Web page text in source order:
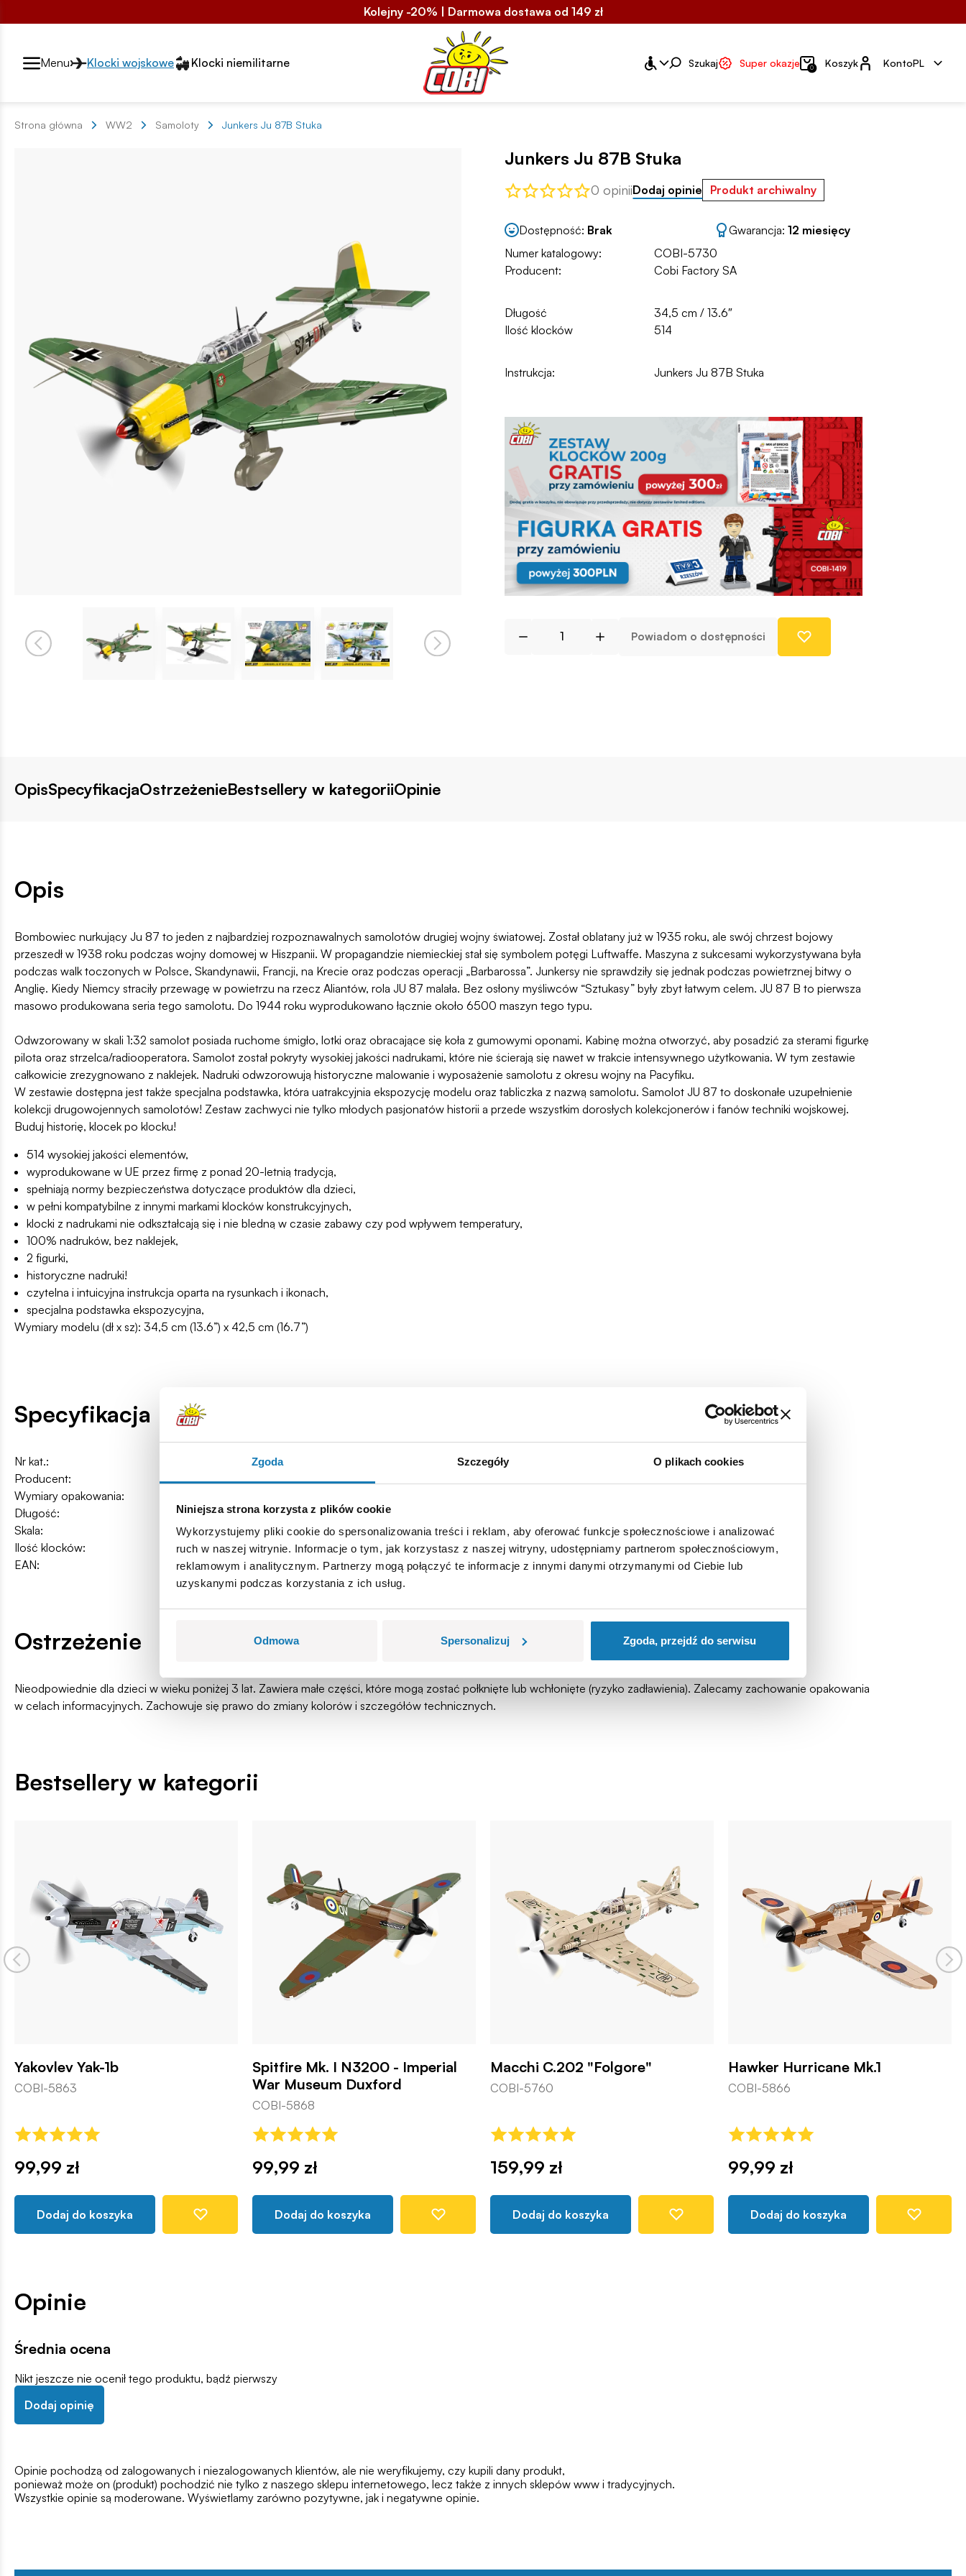
Zgoda Szczegóły O plikach cookies
Niniejsza strona korzysta z plików cookie
Wykorzystujemy pliki cookie do spersonalizowania treści i reklam, aby oferować funkcje społecznościowe i analizować
ruch w naszej witrynie. Informacje o tym, jak korzystasz z naszej witryny, udostępniamy partnerom społecznościowym,
reklamowym i analitycznym. Partnerzy mogą połączyć te informacje z innymi danymi otrzymanymi od Ciebie lub
uzyskanymi podczas korzystania z ich usług.
Odmowa Spersonalizuj Zgoda, przejdź do serwisu
Kolejny -20% | Darmowa dostawa od 149 zł
Przełącznik segmentów2
Menu Klocki wojskowe Klocki niemilitarne Szukaj Super okazje 0 KoszykKonto
KontoPL
Strona główna WW2 Samoloty Junkers Ju 87B Stuka
Junkers Ju 87B Stuka
0 opiniiDodaj opinie Produkt archiwalny
Dostępność: Brak Gwarancja: 12 miesięcy
Numer katalogowy:
COBI-5730
Producent:
Cobi Factory SA
Długość
34,5 cm / 13.6″
Ilość klocków
514
Instrukcja: Junkers Ju 87B Stuka
Powiadom o dostępności
OpisSpecyfikacjaOstrzeżenieBestsellery w kategoriiOpinie
Opis
Bombowiec nurkujący Ju 87 to jeden z najbardziej rozpoznawalnych samolotów drugiej wojny światowej. Został oblatany już w 1935 roku, ale swój chrzest bojowy
przeszedł w 1938 roku podczas wojny domowej w Hiszpanii. W propagandzie niemieckiej stał się symbolem potęgi Luftwaffe. Maszyna z sukcesami wykorzystywana była
podczas walk toczonych w Polsce, Skandynawii, Francji, na Krecie oraz podczas operacji „Barbarossa”. Junkersy nie sprawdziły się jednak podczas powietrznej bitwy o
Anglię. Kiedy Niemcy straciły przewagę w powietrzu na rzecz Aliantów, rola JU 87 malała. Bez osłony myśliwców “Sztukasy” były zbyt łatwym celem. JU 87 B to pierwsza
masowo produkowana seria tego samolotu. Do 1944 roku wyprodukowano łącznie około 6500 maszyn tego typu.
Odwzorowany w skali 1:32 samolot posiada ruchome śmigło, lotki oraz obracające się koła z gumowymi oponami. Kabinę można otworzyć, aby posadzić za sterami figurkę
pilota oraz strzelca/radiooperatora. Samolot został pokryty wysokiej jakości nadrukami, które nie ścierają się nawet w trakcie intensywnego użytkowania. W tym zestawie
całkowicie zrezygnowano z naklejek. Nadruki odwzorowują historyczne malowanie i wyposażenie samolotu z okresu wojny na Pacyfiku.
W zestawie dostępna jest także specjalna podstawka, która uatrakcyjnia ekspozycję modelu oraz tabliczka z nazwą samolotu. Samolot JU 87 to doskonałe uzupełnienie
kolekcji drugowojennych samolotów! Zestaw zachwyci nie tylko młodych pasjonatów historii a przede wszystkim dorosłych kolekcjonerów i fanów techniki wojskowej.
Buduj historię, klocek po klocku!
514 wysokiej jakości elementów,
wyprodukowane w UE przez firmę z ponad 20-letnią tradycją,
spełniają normy bezpieczeństwa dotyczące produktów dla dzieci,
w pełni kompatybilne z innymi markami klocków konstrukcyjnych,
klocki z nadrukami nie odkształcają się i nie bledną w czasie zabawy czy pod wpływem temperatury,
100% nadruków, bez naklejek,
2 figurki,
historyczne nadruki!
czytelna i intuicyjna instrukcja oparta na rysunkach i ikonach,
specjalna podstawka ekspozycyjna,
Wymiary modelu (dł x sz): 34,5 cm (13.6”) x 42,5 cm (16.7”)
Specyfikacja
Nr kat.:
Producent:
Cobi Factory SA
Wymiary opakowania:
Długość:
34,5 cm / 13.6″
Skala:
1:32
Ilość klocków:
514
EAN:
5902251057305
Ostrzeżenie
Nieodpowiednie dla dzieci w wieku poniżej 3 lat. Zawiera małe części, które mogą zostać połknięte lub wchłonięte (ryzyko zadławienia). Zalecamy zachowanie opakowania
w celach informacyjnych. Zachowuje się prawo do zmiany kolorów i szczegółów technicznych.
Bestsellery w kategorii
Yakovlev Yak-1b
COBI-5863
99,99 zł
Dodaj do koszyka
Spitfire Mk. I N3200 - Imperial
War Museum Duxford
COBI-5868
99,99 zł
Dodaj do koszyka
Macchi C.202 "Folgore"
COBI-5760
159,99 zł
Dodaj do koszyka
Hawker Hurricane Mk.1
COBI-5866
99,99 zł
Dodaj do koszyka
Opinie
Średnia ocena
Nikt jeszcze nie ocenił tego produktu, bądź pierwszy
Dodaj opinię
Opinie pochodzą od zalogowanych i niezalogowanych klientów, ale nie weryfikujemy, czy kupili dany produkt,
ponieważ może on (produkt) pochodzić nie tylko z naszego sklepu internetowego, lecz także z innych sklepów www i tradycyjnych.
Wszystkie opinie są moderowane. Wyświetlamy zarówno pozytywne, jak i negatywne opinie.